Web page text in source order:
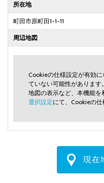
所在地
町田市原町田1-1-11
周辺地図
Cookieの仕様設定が有効
ていない可能性があります。
地図の表示など、本機能
選択設定にて、Cookieの仕
現在